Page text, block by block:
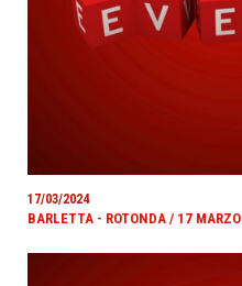
17/03/2024
BARLETTA - ROTONDA / 17 MARZO